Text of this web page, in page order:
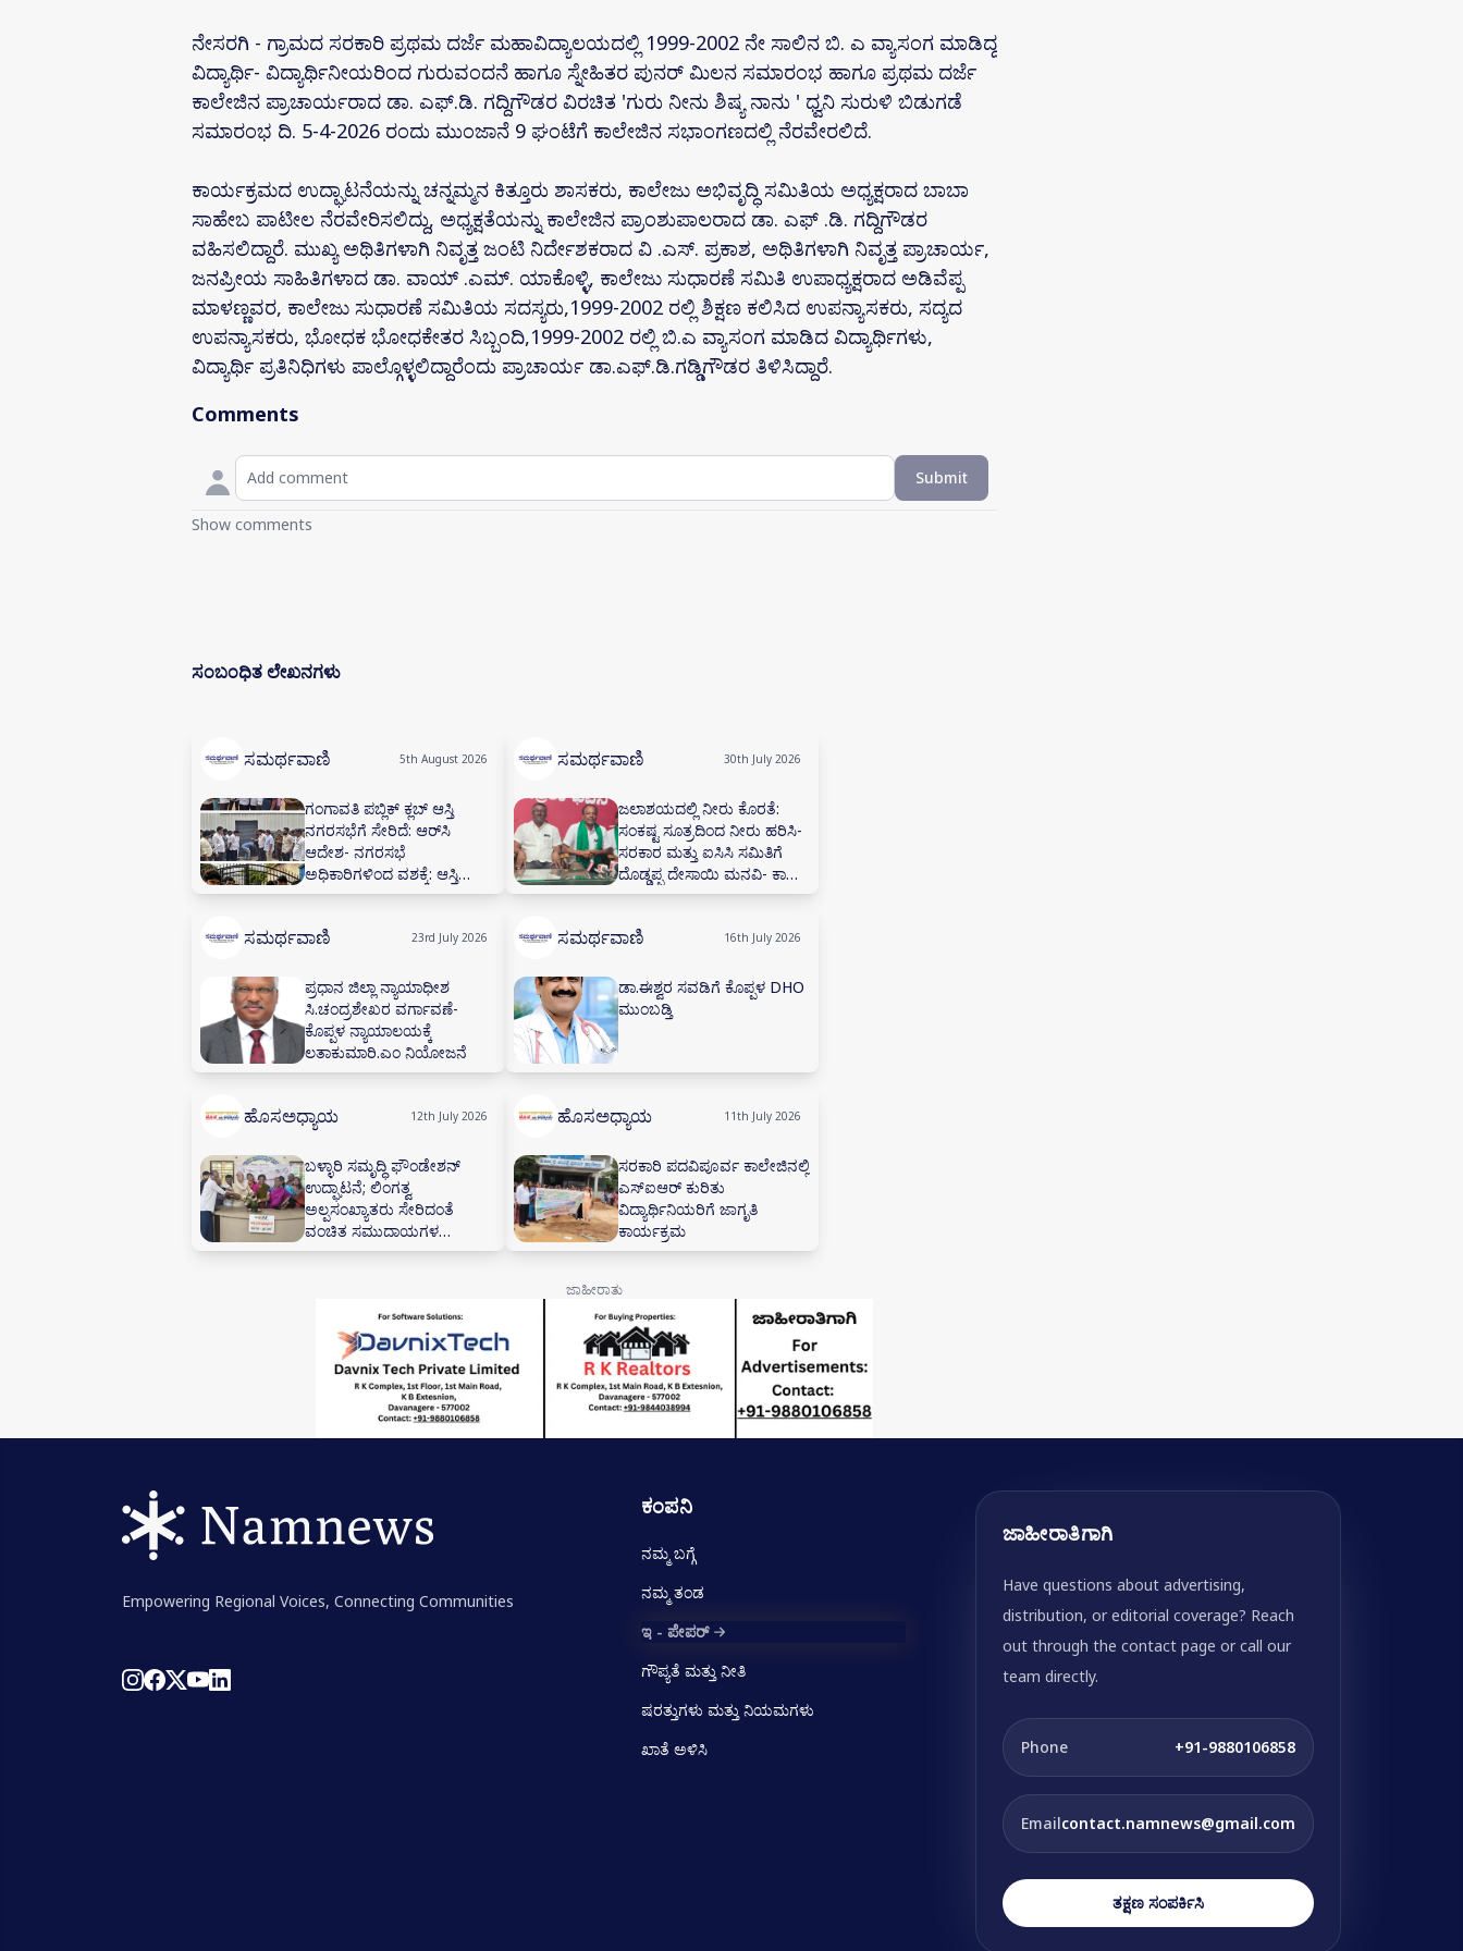
ನೇಸರಗಿ - ಗ್ರಾಮದ ಸರಕಾರಿ ಪ್ರಥಮ ದರ್ಜೆ ಮಹಾವಿದ್ಯಾಲಯದಲ್ಲಿ 1999-2002 ನೇ ಸಾಲಿನ ಬಿ. ಎ ವ್ಯಾಸಂಗ ಮಾಡಿದ್ದ
ವಿದ್ಯಾರ್ಥಿ- ವಿದ್ಯಾರ್ಥಿನೀಯರಿಂದ ಗುರುವಂದನೆ ಹಾಗೂ ಸ್ನೇಹಿತರ ಪುನರ್ ಮಿಲನ ಸಮಾರಂಭ ಹಾಗೂ ಪ್ರಥಮ ದರ್ಜೆ
ಕಾಲೇಜಿನ ಪ್ರಾಚಾರ್ಯರಾದ ಡಾ. ಎಫ್.ಡಿ. ಗದ್ದಿಗೌಡರ ವಿರಚಿತ 'ಗುರು ನೀನು ಶಿಷ್ಯ ನಾನು ' ಧ್ವನಿ ಸುರುಳಿ ಬಿಡುಗಡೆ
ಸಮಾರಂಭ ದಿ. 5-4-2026 ರಂದು ಮುಂಜಾನೆ 9 ಘಂಟೆಗೆ ಕಾಲೇಜಿನ ಸಭಾಂಗಣದಲ್ಲಿ ನೆರವೇರಲಿದೆ.
ಕಾರ್ಯಕ್ರಮದ ಉದ್ಘಾಟನೆಯನ್ನು ಚನ್ನಮ್ಮನ ಕಿತ್ತೂರು ಶಾಸಕರು, ಕಾಲೇಜು ಅಭಿವೃದ್ಧಿ ಸಮಿತಿಯ ಅಧ್ಯಕ್ಷರಾದ ಬಾಬಾ
ಸಾಹೇಬ ಪಾಟೀಲ ನೆರವೇರಿಸಲಿದ್ದು, ಅಧ್ಯಕ್ಷತೆಯನ್ನು ಕಾಲೇಜಿನ ಪ್ರಾಂಶುಪಾಲರಾದ ಡಾ. ಎಫ್ .ಡಿ. ಗದ್ದಿಗೌಡರ
ವಹಿಸಲಿದ್ದಾರೆ. ಮುಖ್ಯ ಅಥಿತಿಗಳಾಗಿ ನಿವೃತ್ತ ಜಂಟಿ ನಿರ್ದೇಶಕರಾದ ವಿ .ಎಸ್. ಪ್ರಕಾಶ, ಅಥಿತಿಗಳಾಗಿ ನಿವೃತ್ತ ಪ್ರಾಚಾರ್ಯ,
ಜನಪ್ರೀಯ ಸಾಹಿತಿಗಳಾದ ಡಾ. ವಾಯ್ .ಎಮ್. ಯಾಕೊಳ್ಳಿ, ಕಾಲೇಜು ಸುಧಾರಣೆ ಸಮಿತಿ ಉಪಾಧ್ಯಕ್ಷರಾದ ಅಡಿವೆಪ್ಪ
ಮಾಳಣ್ಣವರ, ಕಾಲೇಜು ಸುಧಾರಣೆ ಸಮಿತಿಯ ಸದಸ್ಯರು,1999-2002 ರಲ್ಲಿ ಶಿಕ್ಷಣ ಕಲಿಸಿದ ಉಪನ್ಯಾಸಕರು, ಸದ್ಯದ
ಉಪನ್ಯಾಸಕರು, ಭೋಧಕ ಭೋಧಕೇತರ ಸಿಬ್ಬಂದಿ,1999-2002 ರಲ್ಲಿ ಬಿ.ಎ ವ್ಯಾಸಂಗ ಮಾಡಿದ ವಿದ್ಯಾರ್ಥಿಗಳು,
ವಿದ್ಯಾರ್ಥಿ ಪ್ರತಿನಿಧಿಗಳು ಪಾಲ್ಗೊಳ್ಳಲಿದ್ದಾರೆಂದು ಪ್ರಾಚಾರ್ಯ ಡಾ.ಎಫ್.ಡಿ.ಗಡ್ಡಿಗೌಡರ ತಿಳಿಸಿದ್ದಾರೆ.
Comments
Submit
Show comments
ಸಂಬಂಧಿತ ಲೇಖನಗಳು
ಸಮರ್ಥವಾಣಿ 5th August 2026
ಗಂಗಾವತಿ ಪಬ್ಲಿಕ್ ಕ್ಲಬ್ ಆಸ್ತಿ
ನಗರಸಭೆಗೆ ಸೇರಿದೆ: ಆರ್‌ಸಿ
ಆದೇಶ- ನಗರಸಭೆ
ಅಧಿಕಾರಿಗಳಿಂದ ವಶಕ್ಕೆ: ಆಸ್ತಿ
ಮುಟ್ಟುಗೋಲು- 60 ವರ್ಷಗಳ
ಮತ್ತು ಮಳಿಗೆಗಳಿಗೆ ಬೀಗ
ಸಮರ್ಥವಾಣಿ 30th July 2026
ಜಲಾಶಯದಲ್ಲಿ ನೀರು ಕೊರತೆ:
ಸಂಕಷ್ಟ ಸೂತ್ರದಿಂದ ನೀರು ಹರಿಸಿ-
ಸರಕಾರ ಮತ್ತು ಐಸಿಸಿ ಸಮಿತಿಗೆ
ದೊಡ್ಡಪ್ಪ ದೇಸಾಯಿ ಮನವಿ- ಕಾಡಾ
ಕಚೇರಿಯಲ್ಲಿ ನೀರಾವರಿ ಸಲಹಾ
ಸಮರ್ಥವಾಣಿ 23rd July 2026
ಪ್ರಧಾನ ಜಿಲ್ಲಾ ನ್ಯಾಯಾಧೀಶ
ಸಿ.ಚಂದ್ರಶೇಖರ ವರ್ಗಾವಣೆ-
ಕೊಪ್ಪಳ ನ್ಯಾಯಾಲಯಕ್ಕೆ
ಲತಾಕುಮಾರಿ.ಎಂ ನಿಯೋಜನೆ
ಸಮರ್ಥವಾಣಿ 16th July 2026
ಡಾ.ಈಶ್ವರ ಸವಡಿಗೆ ಕೊಪ್ಪಳ DHO
ಮುಂಬಡ್ತಿ
ಹೊಸಅಧ್ಯಾಯ 12th July 2026
ಬಳ್ಳಾರಿ ಸಮೃದ್ಧಿ ಫೌಂಡೇಶನ್
ಉದ್ಘಾಟನೆ; ಲಿಂಗತ್ವ
ಅಲ್ಪಸಂಖ್ಯಾತರು ಸೇರಿದಂತೆ
ವಂಚಿತ ಸಮುದಾಯಗಳ
ಸಬಲೀಕರಣಕ್ಕೆ ಸಂಕಲ್ಪ
ಹೊಸಅಧ್ಯಾಯ 11th July 2026
ಸರಕಾರಿ ಪದವಿಪೂರ್ವ ಕಾಲೇಜಿನಲ್ಲಿ
ಎಸ್‌ಐಆರ್ ಕುರಿತು
ವಿದ್ಯಾರ್ಥಿನಿಯರಿಗೆ ಜಾಗೃತಿ
ಕಾರ್ಯಕ್ರಮ
Empowering Regional Voices, Connecting Communities
ಕಂಪನಿ
ನಮ್ಮ ಬಗ್ಗೆ
ನಮ್ಮ ತಂಡ
ಇ - ಪೇಪರ್
ಗೌಪ್ಯತೆ ಮತ್ತು ನೀತಿ
ಷರತ್ತುಗಳು ಮತ್ತು ನಿಯಮಗಳು
ಖಾತೆ ಅಳಿಸಿ
ಜಾಹೀರಾತಿಗಾಗಿ
Have questions about advertising,
distribution, or editorial coverage? Reach
out through the contact page or call our
team directly.
Phone +91-9880106858
Emailcontact.namnews@gmail.com
ತಕ್ಷಣ ಸಂಪರ್ಕಿಸಿ